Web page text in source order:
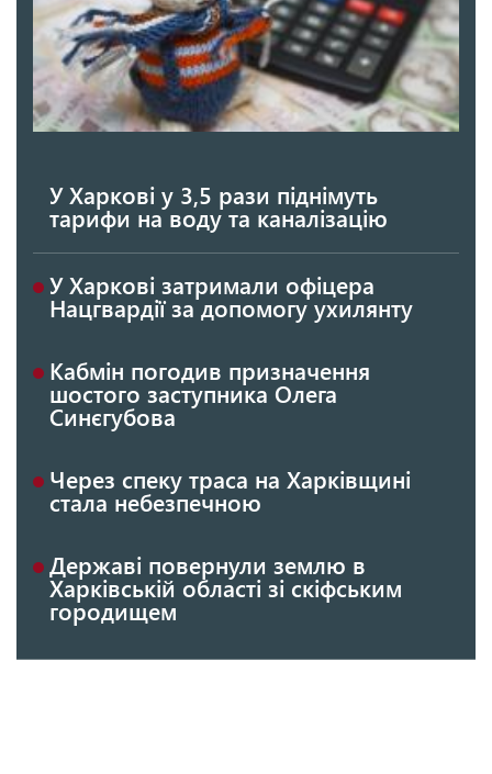
У Харкові у 3,5 рази піднімуть
тарифи на воду та каналізацію
У Харкові затримали офіцера
Нацгвардії за допомогу ухилянту
Кабмін погодив призначення
шостого заступника Олега
Синєгубова
Через спеку траса на Харківщині
стала небезпечною
Державі повернули землю в
Харківській області зі скіфським
городищем